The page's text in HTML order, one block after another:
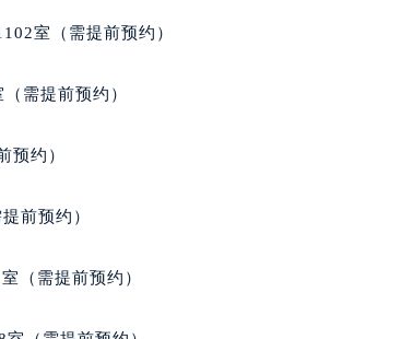
层1104室（需提前预约）
层2406B室（需提前预约）
融中心写字楼（芙蓉广场）10层13室（需提前预
牌授权店）3层整层（需提前预约）
牌授权店）1层整层（需提前预约）
（需提前预约）
室（需提前预约）
需提前预约）
预约）
前预约）
（需提前预约）